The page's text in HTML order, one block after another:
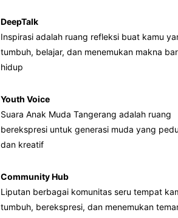
DeepTalk
Inspirasi adalah ruang refleksi buat kamu
tumbuh, belajar, dan menemukan makna
hidup
Youth Voice
Suara Anak Muda Tangerang adalah ruang
berekspresi untuk generasi muda yang
dan kreatif
Community Hub
Liputan berbagai komunitas seru tempat
tumbuh, berekspresi, dan menemukan